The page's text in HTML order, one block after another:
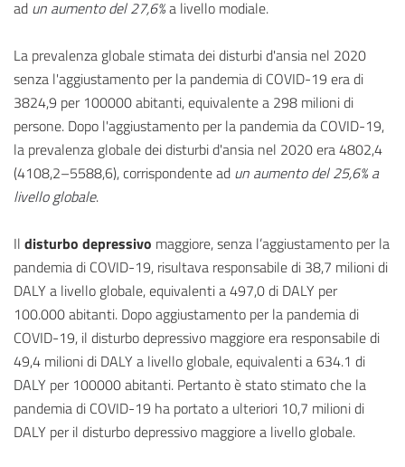
ad un aumento del 27,6%a livello modiale.
La prevalenza globale stimata dei disturbi d'ansia nel 2020
senza l'aggiustamento per la pandemia di COVID-19 era di
3824,9 per 100000 abitanti, equivalente a 298 milioni di
persone. Dopo l'aggiustamento per la pandemia da COVID-19,
la prevalenza globale dei disturbi d'ansia nel 2020 era 4802,4
(4108,2–5588,6), corrispondente ad un aumento del 25,6% a
livello globale.
Il disturbo depressivo maggiore, senza l’aggiustamento per la
pandemia di COVID-19, risultava responsabile di 38,7 milioni di
DALY a livello globale, equivalenti a 497,0 di DALY per
100.000 abitanti. Dopo aggiustamento per la pandemia di
COVID-19, il disturbo depressivo maggiore era responsabile di
49,4 milioni di DALY a livello globale, equivalenti a 634.1 di
DALY per 100000 abitanti. Pertanto è stato stimato che la
pandemia di COVID-19 ha portato a ulteriori 10,7 milioni di
DALY per il disturbo depressivo maggiore a livello globale.